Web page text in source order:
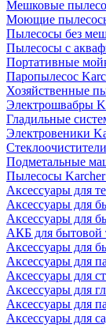
Мешковые
Моющие
Пылесосы без
Пылесосы с
Портативные
Паропылесос
Хозяйственные
Электрошвабры
Гладильные
Электровеники
Подметальные
Пылесосы Karcher
Аксессуары для
Аксессуары для
Аксессуары для
АКБ для бытовой
Аксессуары для
Аксессуары для
Аксессуары для
Аксессуары для
Аксессуары для
Аксессуары для